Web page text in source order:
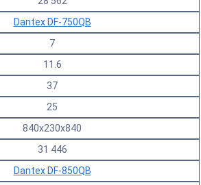
Dantex DF-750QB
7
11.6
37
25
840х230х840
31 446
Dantex DF-850QB